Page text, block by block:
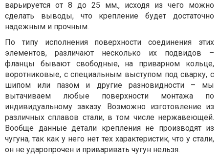
варьируется от 8 до 25 мм., исходя из чего можно
сделать выводы, что крепление будет достаточно
надежным и прочным.
По типу исполнения поверхности соединения этих
элементов, различают несколько их подвидов –
фланцы бывают свободные, на приварном кольце,
воротниковые, с специальным выступом под сварку, с
шипом или пазом и другие разновидности – мы
вытачиваем любые поверхности монтажа по
индивидуальному заказу. Возможно изготовление из
различных сплавов стали, в том числе нержавеющей.
Вообще данные детали крепления не производят из
чугуна, так как у него нет тех характеристик, что у стали,
он не ударопрочен и приваривать чугун нельзя.